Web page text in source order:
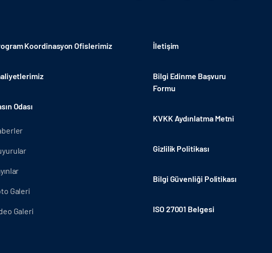
Koordinasyon Ofislerimiz
Odası
Galeri
Galeri
İletişim
Bilgi Edinme Başvuru
Formu
KVKK Aydınlatma Metni
Gizlilik Politikası
Bilgi Güvenliği Politikası
ISO 27001 Belgesi